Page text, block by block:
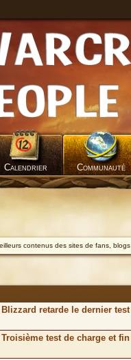
Calendrier Communauté
contenus des sites de fans,
retarde le dernier
test de charge et